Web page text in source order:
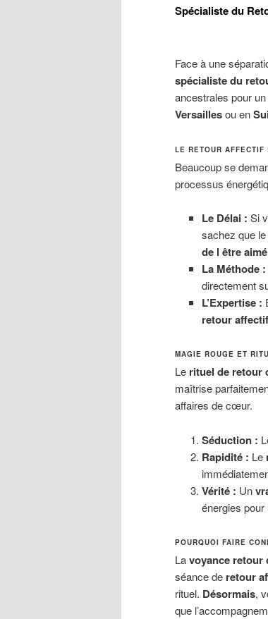
Spécialiste du
Face à une
spécialiste du
ancestrales pour un
Versaillesou en
LE RETOUR
Beaucoup se
processus
Le Délai : Si
sachez que
de l être
La Méthode :
directement
L’Expertise :
retour affectif
MAGIE ROUGE ET
Le rituel de retour
maîtrise
affaires de cœur.
Séduction :
Rapidité : Le
Vérité : Un
énergies pour
POURQUOI FAIRE
Lavoyance retour
séance de retour
rituel. Désormais,
que